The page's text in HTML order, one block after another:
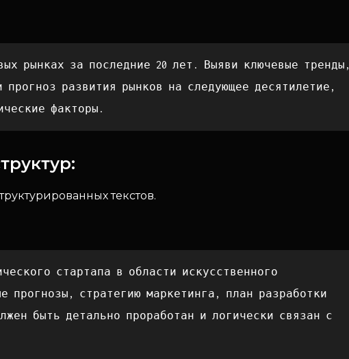
рынках за последние 20 лет. Выяви ключевые тренды,
развития рынков на следующее десятилетие,
факторы.
текстов.
стартапа в области искусственного
прогнозы, стратегию маркетинга, план разработки
быть детально проработан и логически связан с